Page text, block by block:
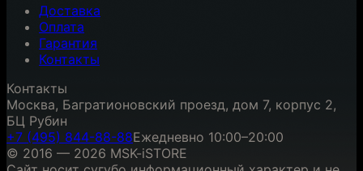
Доставка
Оплата
Гарантия
Контакты
Контакты
Москва, Багратионовский проезд, дом 7, корпус 2,
БЦ Рубин
+7 (495) 844-88-88Ежедневно 10:00–20:00
© 2016 — 2026 MSK-iSTORE